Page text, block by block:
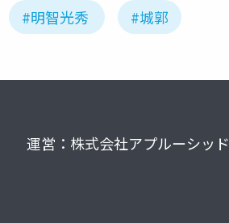
#明智光秀 #城郭
運営：株式会社アプルーシッド